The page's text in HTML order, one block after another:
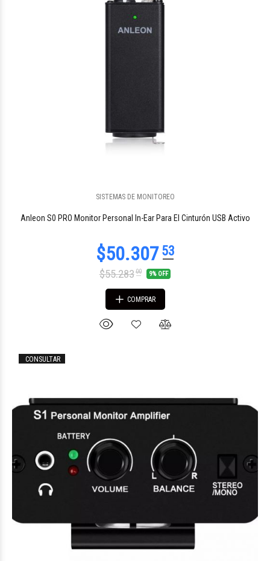
SISTEMAS DE MONITOREO
Anleon S0 PRO Monitor Personal In-Ear Para El Cinturón USB Activo
$55.28300 9% OFF
COMPRAR
CONSULTAR
$1.992.989 95